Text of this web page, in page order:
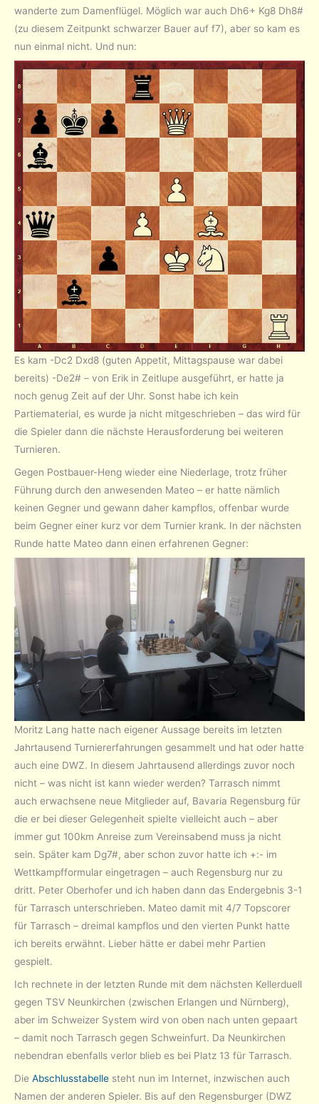
wanderte zum Damenflügel. Möglich war auch Dh6+ Kg8 Dh8#
(zu diesem Zeitpunkt schwarzer Bauer auf f7), aber so kam es
nun einmal nicht. Und nun:
Es kam -Dc2 Dxd8 (guten Appetit, Mittagspause war dabei
bereits) -De2# – von Erik in Zeitlupe ausgeführt, er hatte ja
noch genug Zeit auf der Uhr. Sonst habe ich kein
Partiematerial, es wurde ja nicht mitgeschrieben – das wird für
die Spieler dann die nächste Herausforderung bei weiteren
Turnieren.
Gegen Postbauer-Heng wieder eine Niederlage, trotz früher
Führung durch den anwesenden Mateo – er hatte nämlich
keinen Gegner und gewann daher kampflos, offenbar wurde
beim Gegner einer kurz vor dem Turnier krank. In der nächsten
Runde hatte Mateo dann einen erfahrenen Gegner:
Moritz Lang hatte nach eigener Aussage bereits im letzten
Jahrtausend Turniererfahrungen gesammelt und hat oder hatte
auch eine DWZ. In diesem Jahrtausend allerdings zuvor noch
nicht – was nicht ist kann wieder werden? Tarrasch nimmt
auch erwachsene neue Mitglieder auf, Bavaria Regensburg für
die er bei dieser Gelegenheit spielte vielleicht auch – aber
immer gut 100km Anreise zum Vereinsabend muss ja nicht
sein. Später kam Dg7#, aber schon zuvor hatte ich +:- im
Wettkampfformular eingetragen – auch Regensburg nur zu
dritt. Peter Oberhofer und ich haben dann das Endergebnis 3-1
für Tarrasch unterschrieben. Mateo damit mit 4/7 Topscorer
für Tarrasch – dreimal kampflos und den vierten Punkt hatte
ich bereits erwähnt. Lieber hätte er dabei mehr Partien
gespielt.
Ich rechnete in der letzten Runde mit dem nächsten Kellerduell
gegen TSV Neunkirchen (zwischen Erlangen und Nürnberg),
aber im Schweizer System wird von oben nach unten gepaart
– damit noch Tarrasch gegen Schweinfurt. Da Neunkirchen
nebendran ebenfalls verlor blieb es bei Platz 13 für Tarrasch.
Die Abschlusstabelle steht nun im Internet, inzwischen auch
Namen der anderen Spieler. Bis auf den Regensburger (DWZ